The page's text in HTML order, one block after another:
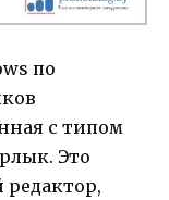
по
с типом
Это
редактор,